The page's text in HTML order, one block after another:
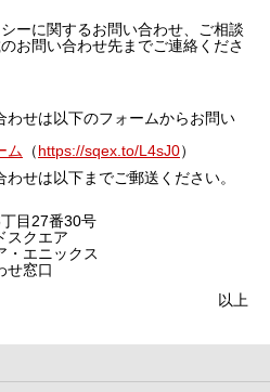
ーに関するお問い合わせ、ご相談
お問い合わせ先までご連絡くださ
わせは以下のフォームからお問い
ム （https://sqex.to/L4sJ0）
せは以下までご郵送ください。
目27番30号
スクエア
・エニックス
せ窓口
以上